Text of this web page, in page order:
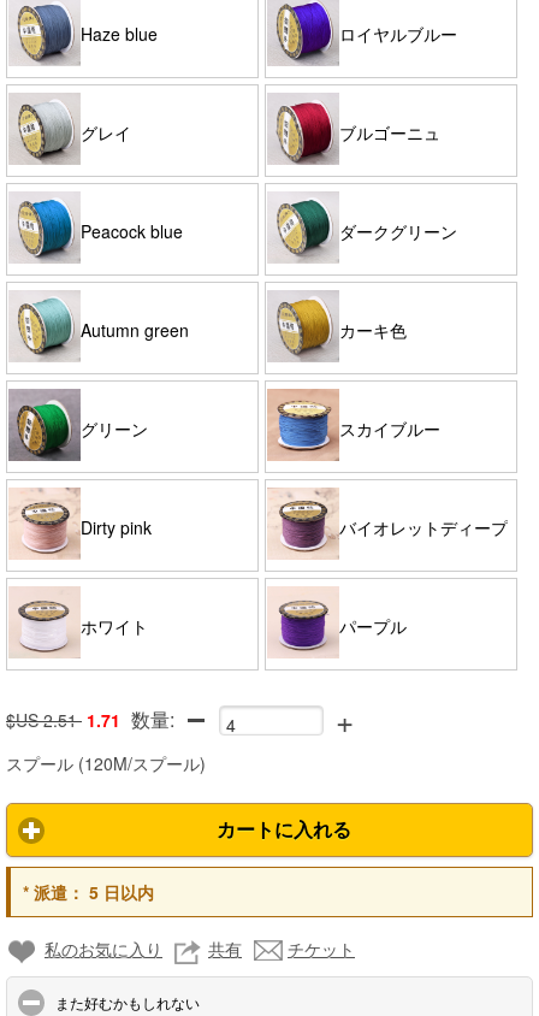
Haze blue ロイヤルブルー
グレイ ブルゴーニュ
Peacock blue ダークグリーン
Autumn green カーキ色
グリーン スカイブルー
Dirty pink バイオレットディープ
ホワイト パープル
$US 2.51 1.71 数量: +
スプール (120M/スプール)
カートに入れる
*派遣： 5 日以内
私のお気に入り 共有 チケット
また好むかもしれない